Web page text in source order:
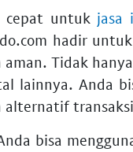
cepat untuk jasa
hadir
Tidak
lainnya. Anda
bisa